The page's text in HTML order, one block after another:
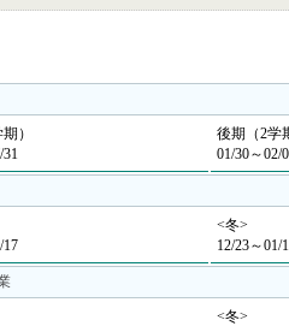
）
31
後期（2学
01/30～02/
17
<冬>
12/23～01/
<冬>